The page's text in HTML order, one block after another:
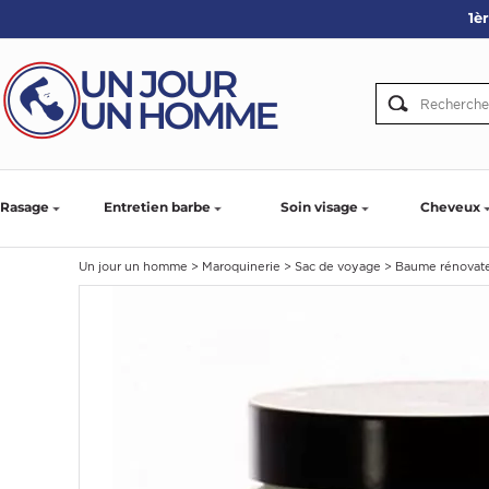
Rasage Entretien barbe Soin visage Cheveux
Un jour un homme > Maroquinerie > Sac de voyage > Baume